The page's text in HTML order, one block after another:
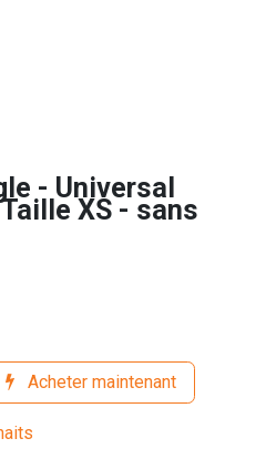
- Universal
XS - sans
Acheter maintenant